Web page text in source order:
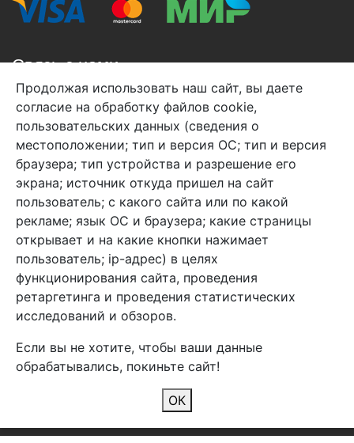
Связь с нами
+7 (495) 933-38-08
info@arben-textile.ru- оптовые продажи
Арбен текстиль г. Щелково, пер.
1-й Советский д.25, владение 2.
Мы в соц. сетях
Продолжая использовать наш сайт, вы даете
согласие на обработку файлов cookie,
пользовательских данных (сведения о
местоположении; тип и версия ОС; тип и версия
браузера; тип устройства и разрешение его
экрана; источник откуда пришел на сайт
пользователь; с какого сайта или по какой
рекламе; язык ОС и браузера; какие страницы
открывает и на какие кнопки нажимает
пользователь; ip-адрес) в целях
функционирования сайта, проведения
ретаргетинга и проведения статистических
исследований и обзоров.
Если вы не хотите, чтобы ваши данные
обрабатывались, покиньте сайт!
ОК